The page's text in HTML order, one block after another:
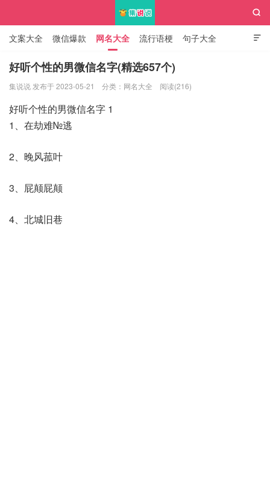

文案大全 微信爆款 网名大全 流行语梗 句子大全
知识大全

好听个性的男微信名字(精选657个)
集说说 发布于 2023-05-21 分类： 网名大全 阅读(216)
好听个性的男微信名字 1
1、在劫难№逃
2、晚风菰叶
3、屁颠屁颠
4、北城旧巷